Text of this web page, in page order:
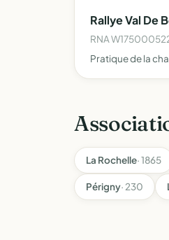
Rallye Val De
RNA
Pratique de la
La Rochelle· 1865
Périgny· 230